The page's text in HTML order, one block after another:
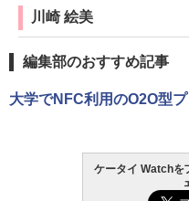
川崎 絵美
編集部のおすすめ記事
大学でNFC利用のO2O型
ケータイ Watchを